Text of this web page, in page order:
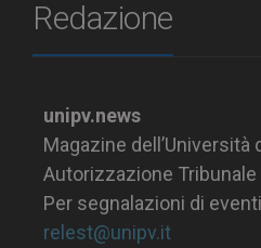
Redazione
unipv.news
Magazine dell’Università
Autorizzazione Tribunale
Per segnalazioni di
relest@unipv.it